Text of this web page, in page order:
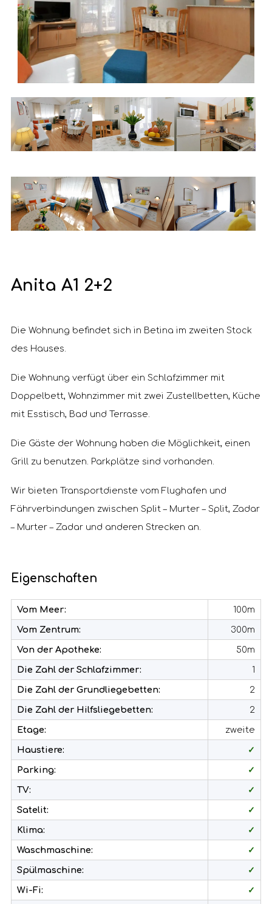
Anita A1 2+2
Die Wohnung befindet sich in Betina im zweiten Stock
des Hauses.
Die Wohnung verfügt über ein Schlafzimmer mit
Doppelbett, Wohnzimmer mit zwei Zustellbetten, Küche
mit Esstisch, Bad und Terrasse.
Die Gäste der Wohnung haben die Möglichkeit, einen
Grill zu benutzen. Parkplätze sind vorhanden.
Wir bieten Transportdienste vom Flughafen und
Fährverbindungen zwischen Split – Murter – Split, Zadar
– Murter – Zadar und anderen Strecken an.
Eigenschaften
Vom Meer: 100m
Vom Zentrum: 300m
Von der Apotheke: 50m
Die Zahl der Schlafzimmer: 1
Die Zahl der Grundliegebetten: 2
Die Zahl der Hilfsliegebetten: 2
Etage: zweite
Haustiere: ✓
Parking: ✓
TV: ✓
Satelit: ✓
Klima: ✓
Waschmaschine: ✓
Spülmaschine: ✓
Wi-Fi: ✓